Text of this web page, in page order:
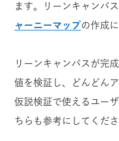
ます。リーンキャンバス
ャーニーマップの作成
リーンキャンバスが完
値を検証し、どんどん
仮説検証で使えるユー
ちらも参考にしてくださ